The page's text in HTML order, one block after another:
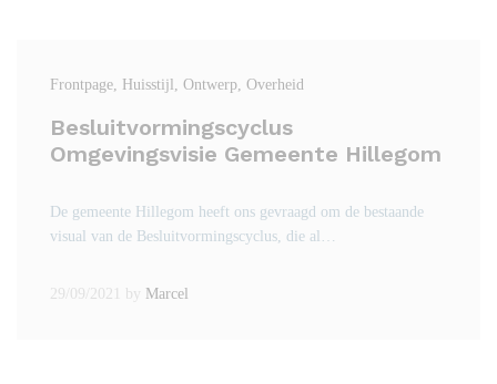
Frontpage, Huisstijl , Ontwerp, Overheid
Besluitvormingscyclus
Omgevingsvisie Gemeente Hillegom
De gemeente Hillegom heeft ons gevraagd om de bestaande
visual van de Besluitvormingscyclus, die al…
29/09/2021 by Marcel